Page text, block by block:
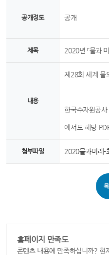
공개정도 공개
제목 2020년 「물과 미
내용
제28회 세계 물
한국수자원공
에서도 해당
첨부파일 2020물과미래-
홈페이지 만족도
콘텐츠 내용에 만족하십니까? 현